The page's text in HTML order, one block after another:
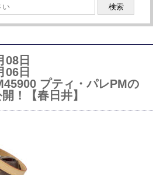
検索
08日
06日
プティ・パレPMの
！【春日井】